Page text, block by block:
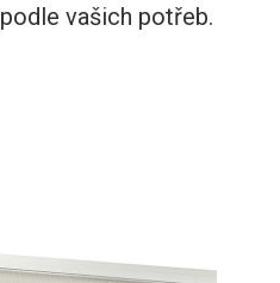
vašich potřeb.